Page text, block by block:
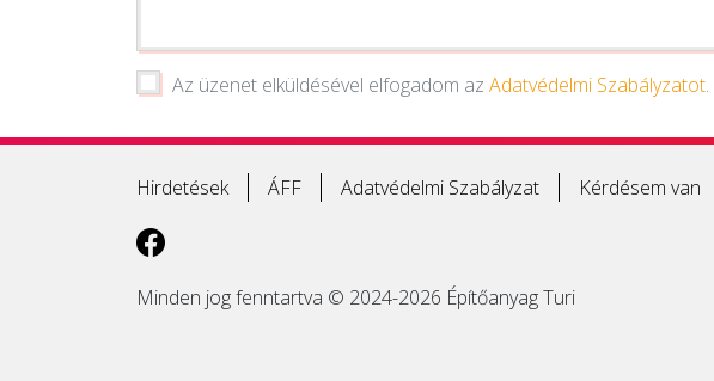
Az üzenet elküldésével elfogadom az Adatvédelmi Szabályzatot.
Hirdetések ÁFF Adatvédelmi Szabályzat Kérdésem van
Minden jog fenntartva © 2024-2026 Építőanyag Turi